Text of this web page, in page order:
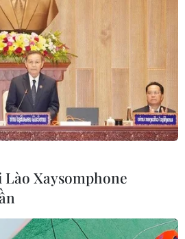
sông Nile gia
đỉnh 30 năm
phát bệnh
Xaysomphone